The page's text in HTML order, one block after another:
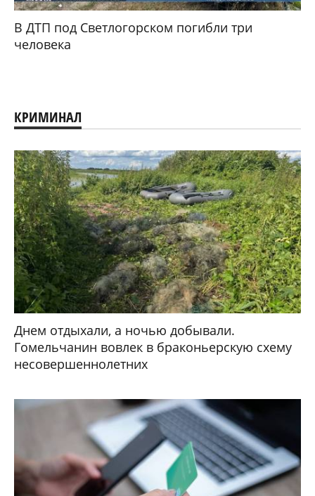
В ДТП под Светлогорском погибли три
человека
КРИМИНАЛ
Днем отдыхали, а ночью добывали.
Гомельчанин вовлек в браконьерскую схему
несовершеннолетних